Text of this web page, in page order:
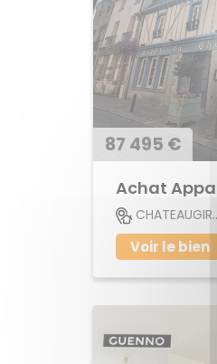
87 495 €
CHATEAUGIRON
Voir le bien